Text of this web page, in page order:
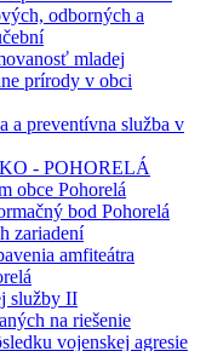
odborných a
mladej
prírody v obci
a preventívna služba v
- POHORELÁ
obce Pohorelá
bod Pohorelá
zariadení
amfiteátra
služby II
na riešenie
vojenskej agresie